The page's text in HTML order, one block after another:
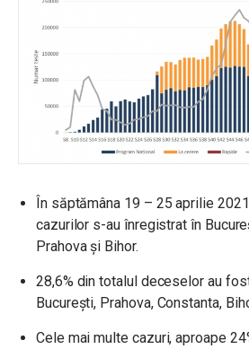
În săptămâna 19 – 25 aprilie
cazurilor s-au înregistrat în
Prahova și Bihor.
28,6% din totalul deceselor au
București, Prahova, Constanta,
Cele mai multe cazuri, aproape